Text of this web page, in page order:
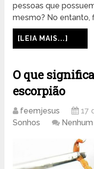
pessoas que
mesmo? No entanto,
[LEIA MAIS...]
O que
escorpião
feemjesus
17
Sonhos